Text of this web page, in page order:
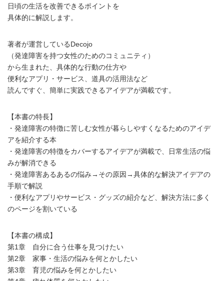
日頃の生活を改善できるポイントを
具体的に解説します。
著者が運営しているDecojo
（発達障害を持つ女性のためのコミュニティ）
から生まれた、具体的な行動の仕方や
便利なアプリ・サービス、道具の活用法など
読んですぐ、簡単に実践できるアイデアが満載です。
【本書の特長】
・発達障害の特徴に苦しむ女性が暮らしやすくなるためのアイデ
アを紹介する本
・発達障害の特徴をカバーするアイデアが満載で、日常生活の悩
みが解消できる
・発達障害あるあるの悩み→その原因→具体的な解決アイデアの
手順で解説
・便利なアプリやサービス・グッズの紹介など、解決方法に多く
のページを割いている
【本書の構成】
第1章 自分に合う仕事を見つけたい
第2章 家事・生活の悩みを何とかしたい
第3章 育児の悩みを何とかしたい